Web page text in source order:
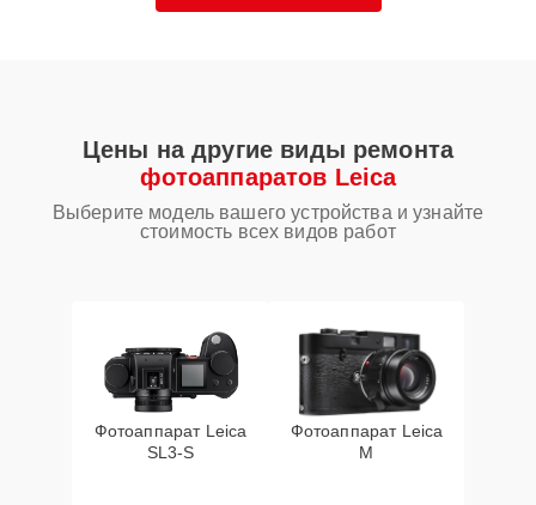
Цены на другие виды ремонта
фотоаппаратов Leica
Выберите модель вашего устройства и узнайте
стоимость всех видов работ
Фотоаппарат Leica
SL3‑S
Фотоаппарат Leica
M